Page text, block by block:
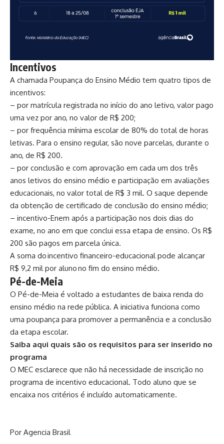
Incentivos
A chamada Poupança do Ensino Médio tem quatro tipos de
incentivos:
– por matrícula registrada no início do ano letivo, valor pago
uma vez por ano, no valor de R$ 200;
– por frequência mínima escolar de 80% do total de horas
letivas. Para o ensino regular, são nove parcelas, durante o
ano, de R$ 200.
– por conclusão e com aprovação em cada um dos três
anos letivos do ensino médio e participação em avaliações
educacionais, no valor total de R$ 3 mil. O saque depende
da obtenção de certificado de conclusão do ensino médio;
– incentivo-Enem após a participação nos dois dias do
exame, no ano em que conclui essa etapa de ensino. Os R$
200 são pagos em parcela única.
A soma do incentivo financeiro-educacional pode alcançar
R$ 9,2 mil por aluno no fim do ensino médio.
Pé-de-Meia
O Pé-de-Meia é voltado a estudantes de baixa renda do
ensino médio na rede pública. A iniciativa funciona como
uma poupança para promover a permanência e a conclusão
da etapa escolar.
Saiba aqui quais são os requisitos para ser inserido no
programa
O MEC esclarece que não há necessidade de inscrição no
programa de incentivo educacional. Todo aluno que se
encaixa nos critérios é incluído automaticamente.
Por Agencia Brasil